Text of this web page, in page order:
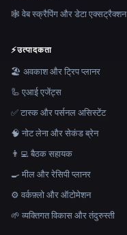
🕸️ वेब स्क्रैपिंग और डेटा एक्सट्रैक्शन
⚡उत्पादकता
🏖 अवकाश और ट्रिप प्लानर
🦾 एआई एजेंट्स
✅ टास्क और पर्सनल असिस्टेंट
🧠 नोट लेना और सेकंड ब्रेन
👨‍💻 बैठक सहायक
🍳 मील और रेसिपी प्लानर
⚙️ वर्कफ़्लो और ऑटोमेशन
🌱 व्यक्तिगत विकास और तंदुरुस्ती